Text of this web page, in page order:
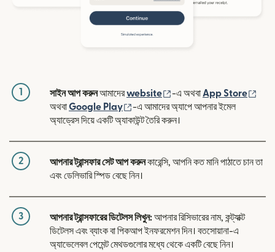
1 সাইন আপ করুনআমাদেরwebsite (নতুন উইন্ডোতে খুলবে)
-এ অথবা App Store
অথবাGoogle Play (নতুন উইন্ডোতে খুলবে)
-এ আমাদের অ্যাপে আপনার ইমেল
অ্যাড্রেস দিয়ে একটি অ্যাকাউন্ট তৈরি করুন।
2 আপনার ট্রান্সফার সেট আপ করুনকারেন্সি, আপনি কত মানি পাঠাতে চান তা
এবং ডেলিভারি স্পিড বেছে নিন।
3 আপনার ট্রান্সফারের ডিটেলস লিখুন:আপনার রিসিভারের নাম, কন্ট্যাক্ট
ডিটেলস এবং ব্যাংক বা পিকআপ ইনফরমেশন দিন। বতসোয়ানা-এ
অ্যাভেলেবল পেমেন্ট মেথডগুলোর মধ্যে থেকে একটি বেছে নিন।